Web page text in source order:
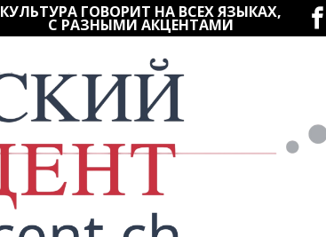
КУЛЬТУРА ГОВОРИТ НА ВСЕХ ЯЗЫКАХ,
С РАЗНЫМИ АКЦЕНТАМИ